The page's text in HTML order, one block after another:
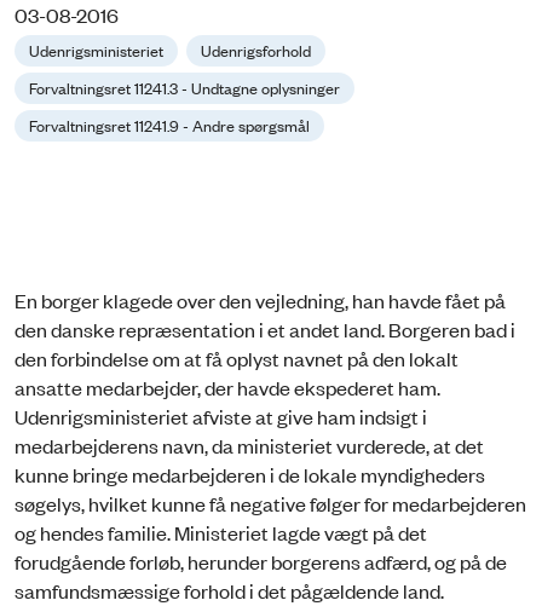
03-08-2016
Udenrigsministeriet
Udenrigsforhold
Forvaltningsret 11241.3 - Undtagne oplysninger
Forvaltningsret 11241.9 - Andre spørgsmål
En borger klagede over den vejledning, han havde fået på
den danske repræsentation i et andet land. Borgeren bad i
den forbindelse om at få oplyst navnet på den lokalt
ansatte medarbejder, der havde ekspederet ham.
Udenrigsministeriet afviste at give ham indsigt i
medarbejderens navn, da ministeriet vurderede, at det
kunne bringe medarbejderen i de lokale myndigheders
søgelys, hvilket kunne få negative følger for medarbejderen
og hendes familie. Ministeriet lagde vægt på det
forudgående forløb, herunder borgerens adfærd, og på de
samfundsmæssige forhold i det pågældende land.